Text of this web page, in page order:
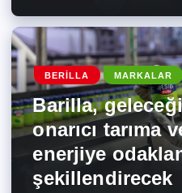
BERILLA MARKALAR
Barilla,
onarıcı tarıma
enerjiye
şekillendirecek